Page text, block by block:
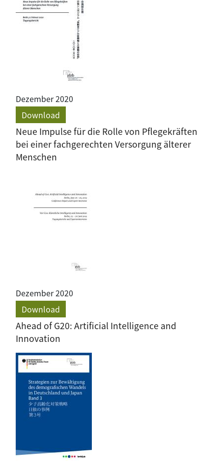
Dezember 2020
Download
Neue Impulse für die Rolle von Pflegekräften
bei einer fachgerechten Versorgung älterer
Menschen
Dezember 2020
Download
Ahead of G20: Artificial Intelligence and
Innovation